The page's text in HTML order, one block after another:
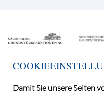
Damit Sie unsere Seiten